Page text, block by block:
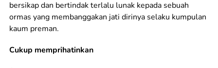
bersikap dan bertindak terlalu lunak kepada sebuah
ormas yang membanggakan jati dirinya selaku kumpulan
kaum preman.
Cukup memprihatinkan